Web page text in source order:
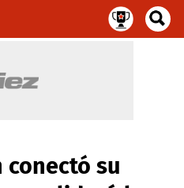
conectó su